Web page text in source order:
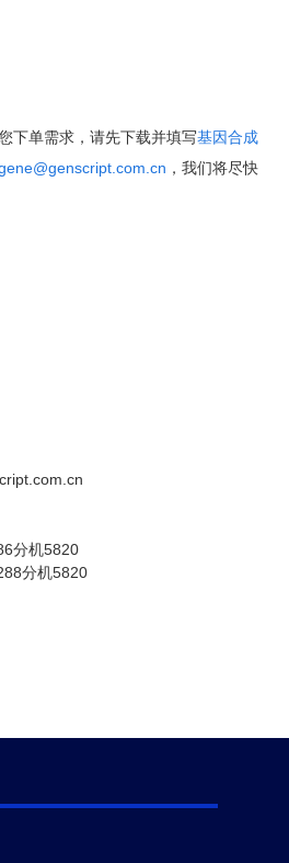
下单需求，请先下载并填写基因合成
，我们将尽快
分机5820
分机5820